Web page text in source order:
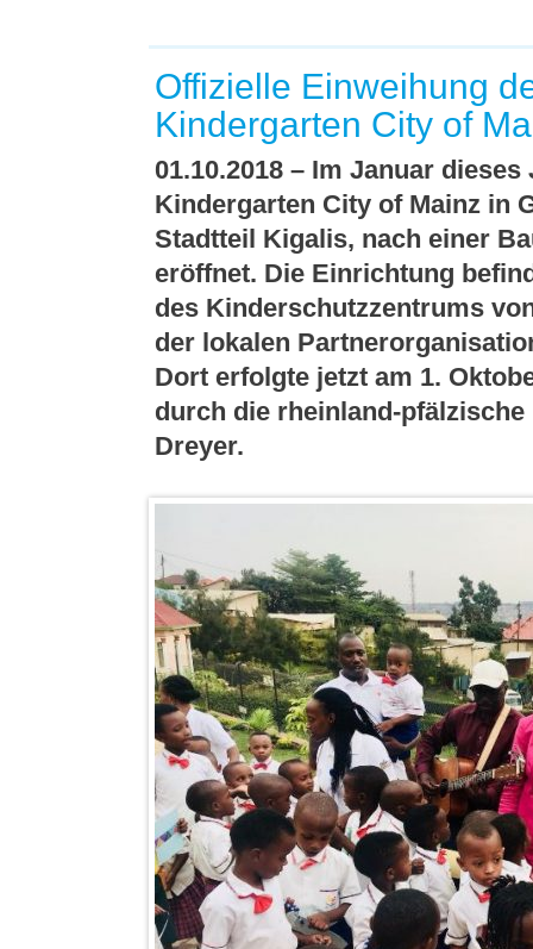
Offizielle Einweihung
Kindergarten City of
01.10.2018 – Im Januar
Kindergarten City of Mainz in
Stadtteil Kigalis, nach einer
eröffnet. Die Einrichtung
des Kinderschutzzentrums
der lokalen
Dort erfolgte jetzt am 1.
durch die rheinland-
Dreyer.